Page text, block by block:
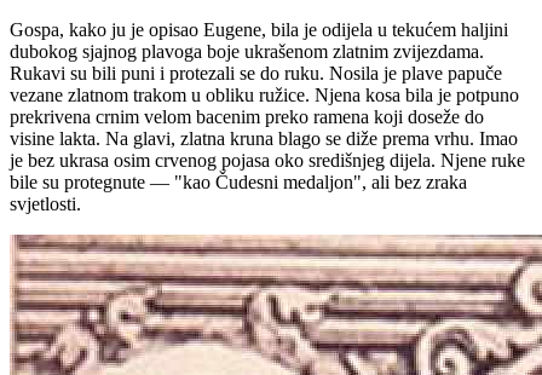
Gospa, kako ju je opisao Eugene, bila je odijela u tekućem haljini
dubokog sjajnog plavoga boje ukrašenom zlatnim zvijezdama.
Rukavi su bili puni i protezali se do ruku. Nosila je plave papuče
vezane zlatnom trakom u obliku ružice. Njena kosa bila je potpuno
prekrivena crnim velom bacenim preko ramena koji doseže do
visine lakta. Na glavi, zlatna kruna blago se diže prema vrhu. Imao
je bez ukrasa osim crvenog pojasa oko središnjeg dijela. Njene ruke
bile su protegnute — "kao Čudesni medaljon", ali bez zraka
svjetlosti.